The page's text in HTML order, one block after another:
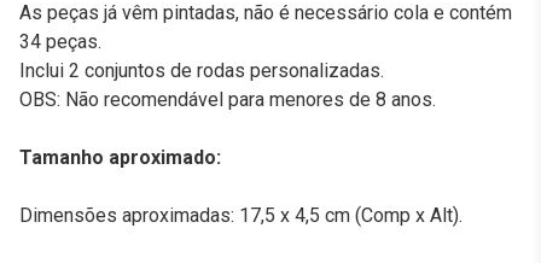
As peças já vêm pintadas, não é necessário cola e contém
34 peças.
Inclui 2 conjuntos de rodas personalizadas.
OBS: Não recomendável para menores de 8 anos.
Tamanho aproximado:
Dimensões aproximadas: 17,5 x 4,5 cm (Comp x Alt).